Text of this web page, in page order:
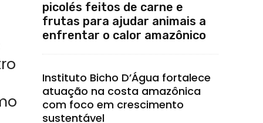
picolés feitos de carne e
frutas para ajudar animais a
enfrentar o calor amazônico
Instituto Bicho D’Água fortalece
atuação na costa amazônica
com foco em crescimento
sustentável